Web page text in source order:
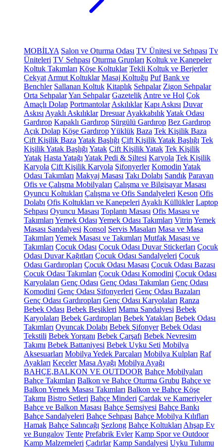
MOBİLYA Salon ve Oturma Odası TV Ünitesi ve Sehpası Tv
Üniteleri TV Sehpası Oturma Grupları Koltuk ve Kanepeler
Koltuk Takımları Köşe Koltuklar Tekli Koltuk ve Berjerler
Çekyat Armut Koltuklar Masaj Koltuğu Puf Bank ve
Benchler Sallanan Koltuk Kitaplık Sehpalar Zigon Sehpalar
Orta SehpalarYan Sehpalar Gazetelik Antre ve Hol Çok
Amaçlı Dolap Portmantolar Askılıklar Kapı Askısı Duvar
Askısı Ayaklı Askılıklar Dresuar AyakkabılıkYatak Odası
Gardırop Kapaklı Gardırop Sürgülü Gardırop Bez Gardırop
Açık Dolap Köşe GardıropYüklük Baza Tek Kişilik Baza
Çift Kişilik Baza Yatak Başlığı Çift Kişilik Yatak Başlığı Tek
Kişilik Yatak Başlığı Yatak Çift Kişilik Yatak Tek Kişilik
Yatak Hasta Yatağı Yatak Pedi & Şiltesi Karyola Tek Kişilik
Karyola Çift Kişilik Karyola Şifonyerler Komodin Yatak
Odası Takımları Makyaj Masası Takı Dolabı Sandık Paravan
Ofis ve Çalışma Mobilyaları Çalışma ve Bilgisayar Masası
Oyuncu Koltukları Çalışma ve Ofis Sandalyeleri Keson Ofis
Dolabı Ofis Koltukları ve Kanepeleri Ayaklı Küllükler Laptop
Sehpası Oyuncu Masası Toplantı Masası Ofis Masası ve
Takımları Yemek Odası Yemek Odası Takımları Vitrin Yemek
Masası Sandalyesi Konsol Servis Masaları Masa ve Masa
Takımları Yemek Masası ve Takımları Mutfak Masası ve
Takımları Çocuk Odası Çocuk Odası Duvar Stickerları Çocuk
Odası Duvar Kağıtları Çocuk Odası Sandalyeleri Çocuk
Odası Gardıropları Çocuk Odası Masası Çocuk Odası Bazası
Çocuk Odası Takımları Çocuk Odası Komodini Çocuk Odası
Karyolaları Genç Odası Genç Odası Takımları Genç Odası
Komodini Genç Odası Şifonyerleri Genç Odası Bazaları
Genç Odası Gardıropları Genç Odası Karyolaları Ranza
Bebek Odası Bebek Beşikleri Mama Sandalyesi Bebek
Karyolaları Bebek Gardıropları Bebek Yatakları Bebek Odası
Takımları Oyuncak Dolabı Bebek Şifonyer Bebek Odası
Tekstili Bebek Yorganı Bebek Çarşafı Bebek Nevresim
Takımı Bebek Battaniyesi Bebek Uyku Seti Mobilya
Aksesuarları Mobilya Yedek Parçaları Mobilya Kulpları Raf
Ayakları Keçeler Masa Ayağı Mobilya Ayağı
BAHÇE,BALKON VE OUTDOOR Bahçe Mobilyaları
Bahçe Takımları Balkon ve Bahçe Oturma Grubu Bahçe ve
Balkon Yemek Masası Takımları Balkon ve Bahçe Köşe
Takımı Bistro Setleri Bahçe Minderi Çardak ve Kameriyeler
Bahçe ve Balkon Masası Bahçe Şemsiyesi Bahçe Bankı
Bahçe Sandalyeleri Bahçe Sehpası Bahçe Mobilya Kılıfları
Hamak Bahçe Salıncağı Şezlong Bahçe Koltukları Ahşap Ev
ve Bungalov Tente Prefabrik Evler Kamp Spor ve Outdoor
Kamp Malzemeleri Çadırlar Kamp Sandalyesi Uyku Tulumu